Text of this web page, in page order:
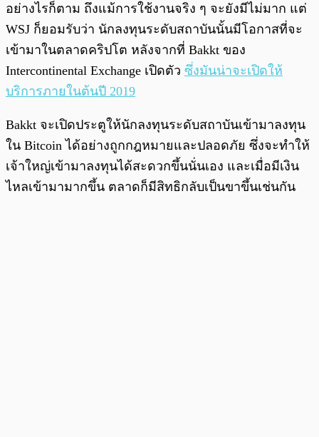
อย่างไรก็ตาม ถึงแม้การใช้งานจริง ๆ จะยังมีไม่มาก แต่
WSJ ก็ยอมรับว่า นักลงทุนระดับสถาบันนั้นมีโอกาสที่จะ
เข้ามาในตลาดคริปโต หลังจากที่ Bakkt ของ
Intercontinental Exchange เปิดตัว ซึ่งมันน่าจะเปิดให้
บริการภายในต้นปี 2019
Bakkt จะเปิดประตูให้นักลงทุนระดับสถาบันเข้ามาลงทุน
ใน Bitcoin ได้อย่างถูกกฎหมายและปลอดภัย ซึ่งจะทำให้
เจ้าใหญ่เข้ามาลงทุนได้สะดวกขึ้นนั่นเอง และเมื่อมีเงิน
ไหลเข้ามามากขึ้น ตลาดก็มีสิทธิกลับเป็นขาขึ้นเช่นกัน